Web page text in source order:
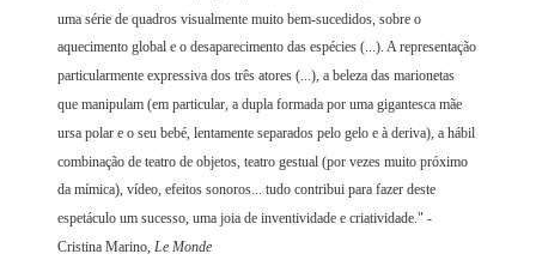
uma série de quadros visualmente muito bem-sucedidos, sobre o
aquecimento global e o desaparecimento das espécies (...). A representação
particularmente expressiva dos três atores (...), a beleza das marionetas
que manipulam (em particular, a dupla formada por uma gigantesca mãe
ursa polar e o seu bebé, lentamente separados pelo gelo e à deriva), a hábil
combinação de teatro de objetos, teatro gestual (por vezes muito próximo
da mímica), vídeo, efeitos sonoros... tudo contribui para fazer deste
espetáculo um sucesso, uma joia de inventividade e criatividade." -
Cristina Marino,Le Monde